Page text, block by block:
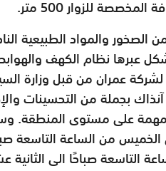
أكثر من 150 قطعة أثرية من الصخور والمواد
عبرها نظام الكهف
عمران من قبل وزارة
آنذاك بجملة من التحسينات
على مستوى المنطقة.
السبت وحتى الخميس من الساعة
صباحًا الى الثانية